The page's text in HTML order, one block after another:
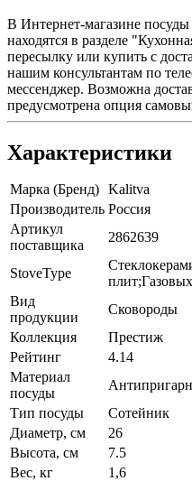
В Интернет-магазине
находятся в разделе
пересылку или купить с
нашим консультантам по
мессенджер. Возможна
предусмотрена опция
Характеристики
Марка (Бренд) Kalitva
Производитель Россия
Артикул
поставщика
2862639
StoveType
Вид
продукции
Сковороды
Коллекция
Престиж
Рейтинг
4.14
Материал
посуды
Тип посуды
Сотейник
Диаметр, см
26
Высота, см
7.5
Вес, кг
1,6